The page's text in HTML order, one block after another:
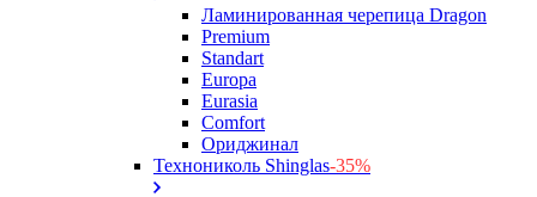
Ламинированная черепица Dragon
Premium
Standart
Europa
Eurasia
Comfort
Ориджинал
Технониколь Shinglas-35%